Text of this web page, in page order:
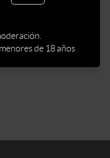
CARRITO
de 18 años